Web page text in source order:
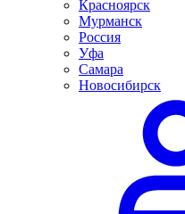
Красноярск
Мурманск
Россия
Уфа
Самара
Новосибирск